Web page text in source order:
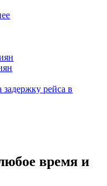
рейса в
время и